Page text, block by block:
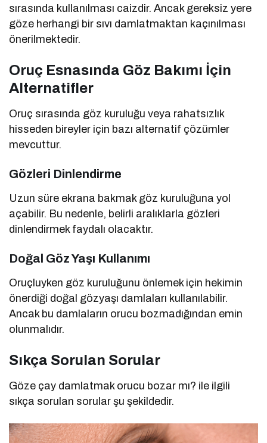
sırasında kullanılması caizdir. Ancak gereksiz yere
göze herhangi bir sıvı damlatmaktan kaçınılması
önerilmektedir.
Oruç Esnasında Göz Bakımı İçin
Alternatifler
Oruç sırasında göz kuruluğu veya rahatsızlık
hisseden bireyler için bazı alternatif çözümler
mevcuttur.
Gözleri Dinlendirme
Uzun süre ekrana bakmak göz kuruluğuna yol
açabilir. Bu nedenle, belirli aralıklarla gözleri
dinlendirmek faydalı olacaktır.
Doğal Göz Yaşı Kullanımı
Oruçluyken göz kuruluğunu önlemek için hekimin
önerdiği doğal gözyaşı damlaları kullanılabilir.
Ancak bu damlaların orucu bozmadığından emin
olunmalıdır.
Sıkça Sorulan Sorular
Göze çay damlatmak orucu bozar mı? ile ilgili
sıkça sorulan sorular şu şekildedir.